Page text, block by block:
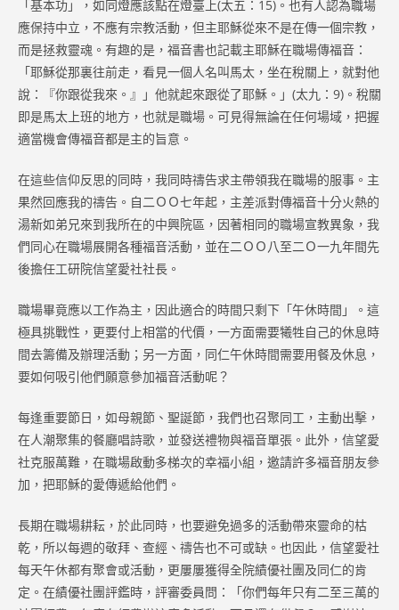
「基本功」，如同燈應該點在燈臺上(太五：15)。也有人認為職場
應保持中立，不應有宗教活動，但主耶穌從來不是在傳一個宗教，
而是拯救靈魂。有趣的是，福音書也記載主耶穌在職場傳福音：
「耶穌從那裏往前走，看見一個人名叫馬太，坐在稅關上，就對他
說：『你跟從我來。』」他就起來跟從了耶穌。」(太九：9)。稅關
即是馬太上班的地方，也就是職場。可見得無論在任何場域，把握
適當機會傳福音都是主的旨意。
在這些信仰反思的同時，我同時禱告求主帶領我在職場的服事。主
果然回應我的禱告。自二ＯＯ七年起，主差派對傳福音十分火熱的
湯新如弟兄來到我所在的中興院區，因著相同的職場宣教異象，我
們同心在職場展開各種福音活動，並在二ＯＯ八至二Ｏ一九年間先
後擔任工研院信望愛社社長。
職場畢竟應以工作為主，因此適合的時間只剩下「午休時間」。這
極具挑戰性，更要付上相當的代價，一方面需要犧牲自己的休息時
間去籌備及辦理活動；另一方面，同仁午休時間需要用餐及休息，
要如何吸引他們願意參加福音活動呢？
每逢重要節日，如母親節、聖誕節，我們也召聚同工，主動出擊，
在人潮聚集的餐廳唱詩歌，並發送禮物與福音單張。此外，信望愛
社克服萬難，在職場啟動多梯次的幸福小組，邀請許多福音朋友參
加，把耶穌的愛傳遞給他們。
長期在職場耕耘，於此同時，也要避免過多的活動帶來靈命的枯
乾，所以每週的敬拜、查經、禱告也不可或缺。也因此，信望愛社
每天午休都有聚會或活動，更屢屢獲得全院績優社團及同仁的肯
定。在績優社團評鑑時，評審委員問：「你們每年只有二至三萬的